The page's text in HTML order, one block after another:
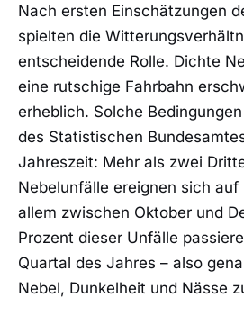
Nach ersten Einschätzungen
spielten die
entscheidende Rolle. Dichte
eine rutschige Fahrbahn
erheblich. Solche
des Statistischen
Jahreszeit: Mehr als zwei
Nebelunfälle ereignen sich
allem zwischen Oktober und
Prozent dieser Unfälle
Quartal des Jahres – also
Nebel, Dunkelheit und Nässe